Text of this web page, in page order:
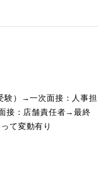
験）→一次面接：人事担
接：店舗責任者→最終
て変動有り